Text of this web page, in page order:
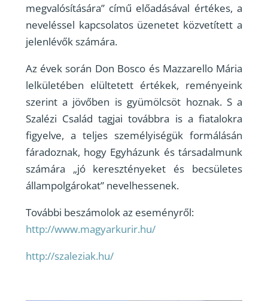
megvalósítására” című előadásával értékes, a
neveléssel kapcsolatos üzenetet közvetített a
jelenlévők számára.
Az évek során Don Bosco és Mazzarello Mária
lelkületében elültetett értékek, reményeink
szerint a jövőben is gyümölcsöt hoznak. S a
Szalézi Család tagjai továbbra is a fiatalokra
figyelve, a teljes személyiségük formálásán
fáradoznak, hogy Egyházunk és társadalmunk
számára „jó keresztényeket és becsületes
állampolgárokat” nevelhessenek.
További beszámolok az eseményről:
http://www.magyarkurir.hu/
http://szaleziak.hu/